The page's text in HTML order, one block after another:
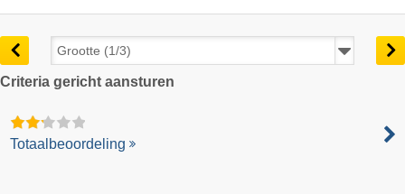
Criteria gericht aansturen
Totaalbeoordeling